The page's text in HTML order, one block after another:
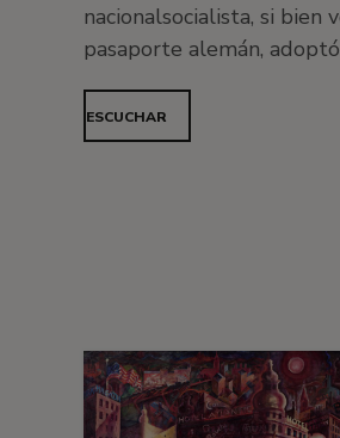
nacionalsocialista, si bien
pasaporte alemán,
ESCUCHAR